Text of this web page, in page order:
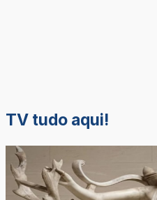
TV tudo aqui!